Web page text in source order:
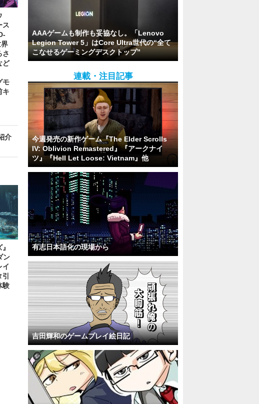
ス
さ
ど
モ
キ
介
ン
イ
験
AAAゲームも制作も妥協なし。「Lenovo
Legion Tower 5」はCore Ultra世代の“全て
こなせるゲーミングデスクトップ”
連載・注目記事
今週発売の新作ゲーム『The Elder Scrolls
IV: Oblivion Remastered』『アークナイ
ツ』『Hell Let Loose: Vietnam』他
有志日本語化の現場から
吉田輝和のゲームプレイ絵日記